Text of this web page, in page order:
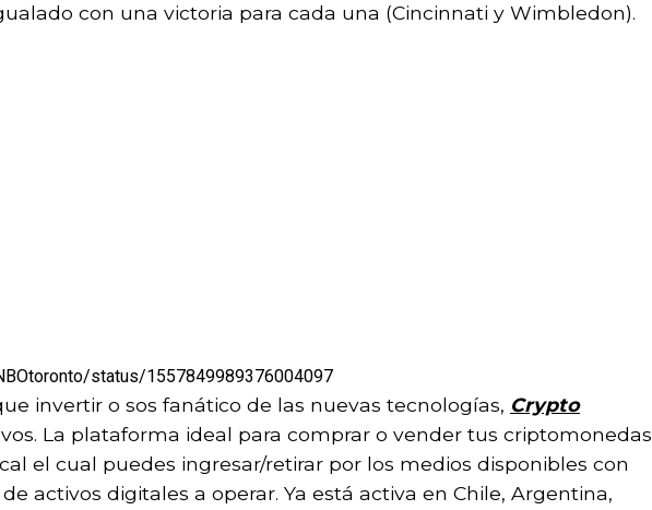
con una victoria para cada una (Cincinnati y Wimbledon).
status/1557849989376004097
invertir o sos fanático de las nuevas tecnologías, Crypto
La plataforma ideal para comprar o vender tus criptomonedas
el cual puedes ingresar/retirar por los medios disponibles con
activos digitales a operar. Ya está activa en Chile, Argentina,